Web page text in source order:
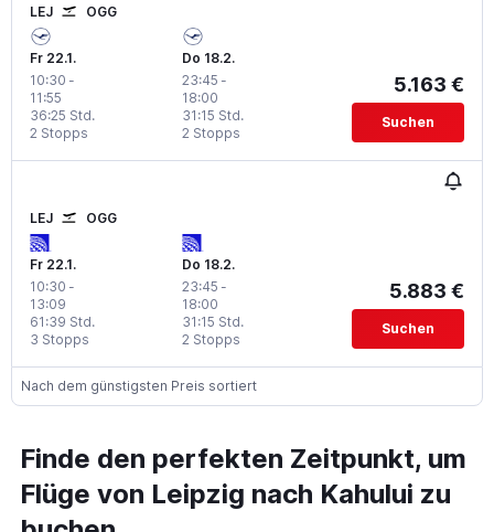
LEJ OGG
Fr 22.1.
10:30 -
11:55
2 Stopps
36:25 Std.
Do 18.2.
23:45 -
18:00
2 Stopps
31:15 Std.
5.163 €
Suchen
LEJ OGG
Fr 22.1.
10:30 -
13:09
3 Stopps
61:39 Std.
Do 18.2.
23:45 -
18:00
2 Stopps
31:15 Std.
5.883 €
Suchen
Nach dem günstigsten Preis sortiert
Finde den perfekten Zeitpunkt, um
Flüge von Leipzig nach Kahului zu